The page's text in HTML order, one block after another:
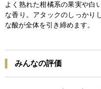
よく熟れた柑橘系の果実や白
な香り。アタックのしっかり
な酸が全体を引き締めます。
みんなの評価